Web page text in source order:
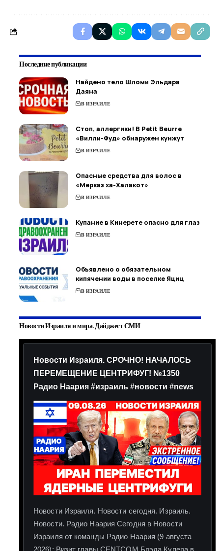
Последние публикации
Найдено тело Шломи Эльдара
Даяна
В ИЗРАИЛЕ
Стоп, аллергики! В Petit Beurre
«Вилли-Фуд» обнаружен кунжут
В ИЗРАИЛЕ
Опасные средства для волос в
«Мерказ ха-Халакот»
В ИЗРАИЛЕ
Купание в Кинерете опасно для глаз
В ИЗРАИЛЕ
Объявлено о обязательном
кипячении воды в поселке Яциц
В ИЗРАИЛЕ
Новости Израиля и мира. Дайджест СМИ